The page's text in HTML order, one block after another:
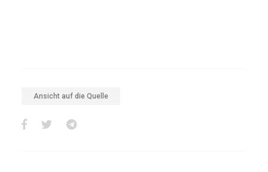
Ansicht auf die Quelle